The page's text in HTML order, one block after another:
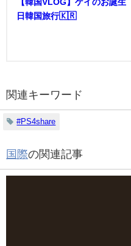
【韓国VLOG】ゲイのお誕生
日韓国旅行🇰🇷
関連キーワード
#PS4share
国際の関連記事